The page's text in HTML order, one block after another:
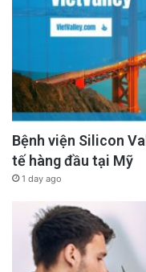
Bệnh viện Silicon
tế hàng đầu tại Mỹ
1 day ago